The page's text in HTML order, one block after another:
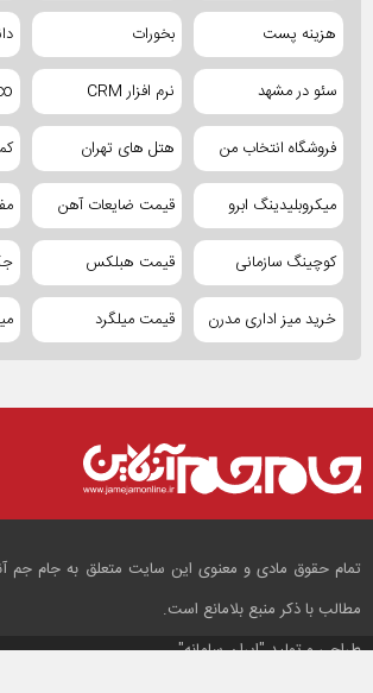
هزینه پست بخورات
سئو در مشهد نرم افزار CRM
فروشگاه انتخاب من هتل های تهران
میکروبلیدینگ ابرو قیمت ضایعات آهن
کوچینگ سازمانی قیمت هبلکس
خرید میز اداری مدرن قیمت میلگرد
تمام حقوق مادی و معنوی این سایت متعلق به جام جم
مطالب با ذکر منبع بلامانع است.
طراحی و تولید"ایران سامانه"